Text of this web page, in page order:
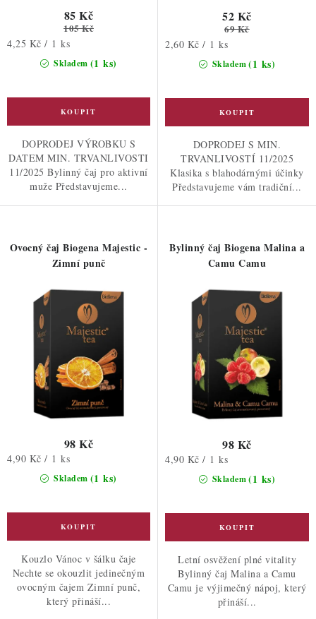
Skladem (1 ks)
85 Kč
105 Kč
Měrná
4,25 Kč / 1 ks
DOPRODEJ VÝROBKU S
DATEM MIN. TRVANLIVOSTI
11/2025 Bylinný čaj pro aktivní
muže Představujeme...
Skladem(1 ks)
52 Kč
69 Kč
Měrná
2,60 Kč / 1 ks
DOPRODEJ S MIN.
TRVANLIVOSTÍ 11/2025
Klasika s blahodárnými účinky
Představujeme vám tradiční...
Ovocný čaj Biogena Majestic -
Zimní punč
Skladem (1 ks)
98 Kč
Měrná
4,90 Kč / 1 ks
Kouzlo Vánoc v šálku čaje
Nechte se okouzlit jedinečným
ovocným čajem Zimní punč,
který přináší...
Bylinný čaj Biogena Malina a
Camu Camu
Skladem(1 ks)
98 Kč
Měrná
4,90 Kč / 1 ks
Letní osvěžení plné vitality
Bylinný čaj Malina a Camu
Camu je výjimečný nápoj, který
přináší...